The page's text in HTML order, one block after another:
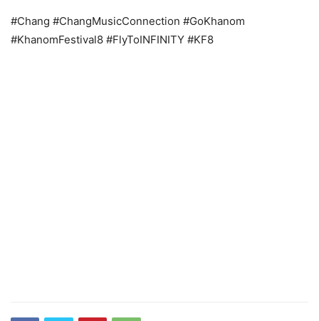
#Chang #ChangMusicConnection #GoKhanom
#KhanomFestival8 #FlyToINFINITY #KF8